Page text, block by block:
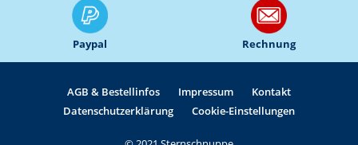
Paypal Rechnung
AGB & Bestellinfos Impressum
Kontakt
Datenschutzerklärung
Cookie-Einstellungen